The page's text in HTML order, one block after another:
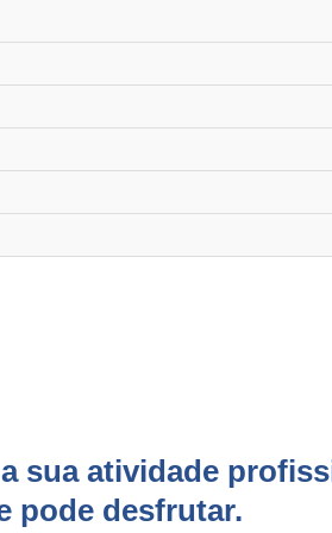
sua atividade
pode desfrutar.